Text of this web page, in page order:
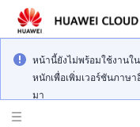
หน้านี้ยังไม่พร้อมใช้งานใ
หนักเพื่อเพิ่มเวอร์ชันภาษ
มา